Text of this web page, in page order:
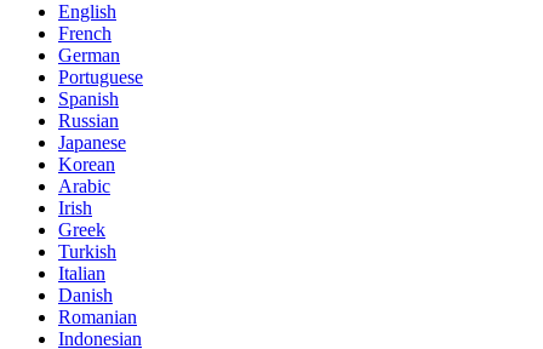
English
French
German
Portuguese
Spanish
Russian
Japanese
Korean
Arabic
Irish
Greek
Turkish
Italian
Danish
Romanian
Indonesian